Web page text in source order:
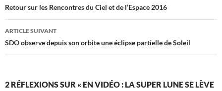
des
articles
Retour sur les Rencontres du Ciel et de l’Espace 2016
ARTICLE SUIVANT
SDO observe depuis son orbite une éclipse partielle de Soleil
2 RÉFLEXIONS SUR « EN VIDÉO : LA SUPER LUNE SE LÈVE